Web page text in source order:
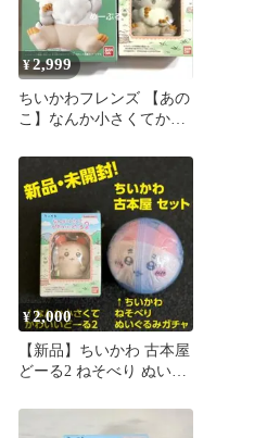
¥2,999
ちいかわフレンズ 【あの
こ】なんか小さくてかわ
¥2,000
【新品】ちいかわ 古本屋
どーる2 ねそべり ぬいぐ